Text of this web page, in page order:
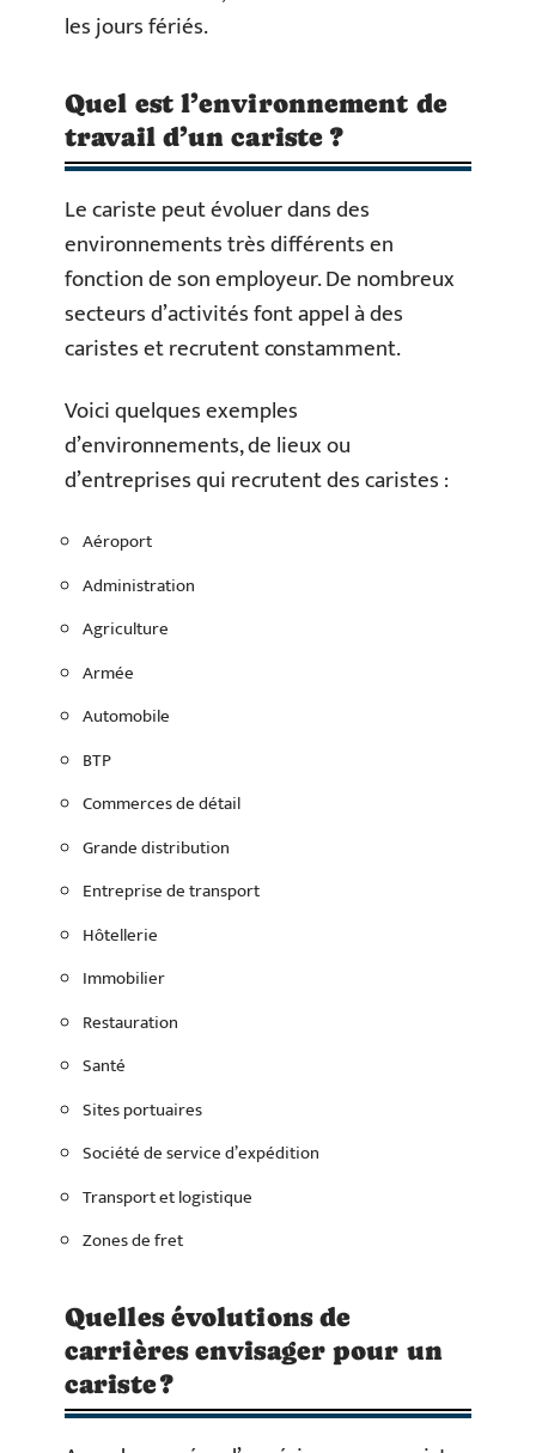
les jours fériés.
Quel est l’environnement de
travail d’un cariste ?
Le cariste peut évoluer dans des
environnements très différents en
fonction de son employeur. De nombreux
secteurs d’activités font appel à des
caristes et recrutent constamment.
Voici quelques exemples
d’environnements, de lieux ou
d’entreprises qui recrutent des caristes :
Aéroport
Administration
Agriculture
Armée
Automobile
BTP
Commerces de détail
Grande distribution
Entreprise de transport
Hôtellerie
Immobilier
Restauration
Santé
Sites portuaires
Société de service d’expédition
Transport et logistique
Zones de fret
Quelles évolutions de
carrières envisager pour un
cariste ?